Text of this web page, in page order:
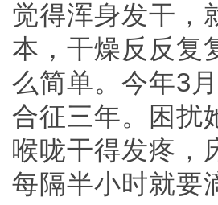
觉得浑身发干，
本，干燥反反复
么简单。今年3
合征三年。困扰
喉咙干得发疼，
每隔半小时就要